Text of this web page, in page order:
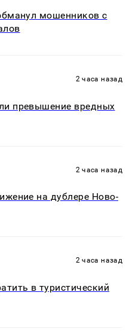
мошенников с
2 часа назад
превышение вредных
2 часа назад
на дублере Ново-
2 часа назад
в туристический